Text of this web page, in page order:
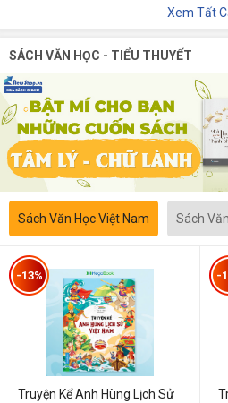
Xem Tất
SÁCH VĂN HỌC - TIỂU THUYẾT
Sách Văn Học Việt Nam Sách
Truyện Kể Anh Hùng Lịch Sử
-13% -